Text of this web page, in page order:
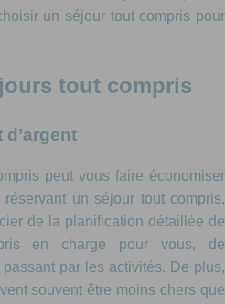
un séjour tout compris pour
tout compris
peut vous faire économiser
un séjour tout compris,
de la planification détaillée de
en charge pour vous, de
passant par les activités. De plus,
souvent être moins chers que